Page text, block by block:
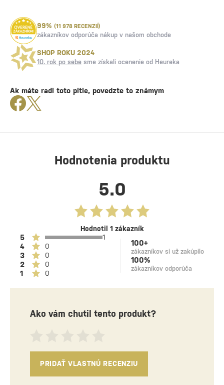
Hodnotenia produktu
5.0
Hodnotil 1 zákazník
1 0
2 0
3 0
4 0
5 1
100+
zákazníkov si už zakúpilo
100%
zákazníkov odporúča
Ako vám chutil tento produkt?
PRIDAŤ VLASTNÚ RECENZIU
99% (11 978 RECENZIÍ)
zákazníkov odporúča nákup v našom obchode
SHOP ROKU 2024
10. rok po sebe sme získali ocenenie od Heureka
Ak máte radi toto pitie, povedzte to známym